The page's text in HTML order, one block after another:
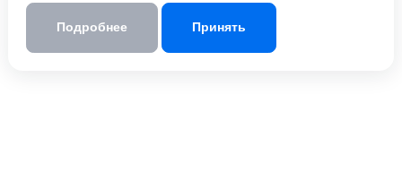
политикой обработки персональных
Подробнее Принять